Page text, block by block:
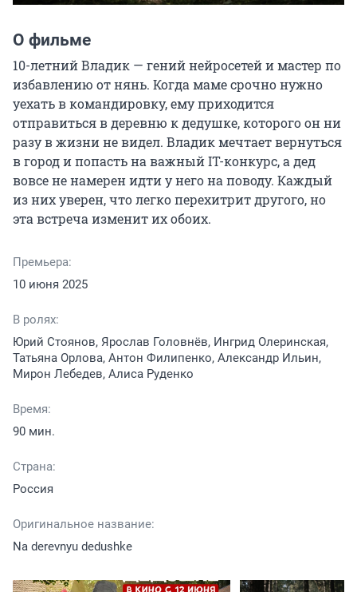
О фильме
10-летний Владик — гений нейросетей и мастер по
избавлению от нянь. Когда маме срочно нужно
уехать в командировку, ему приходится
отправиться в деревню к дедушке, которого он ни
разу в жизни не видел. Владик мечтает вернуться
в город и попасть на важный IT-конкурс, а дед
вовсе не намерен идти у него на поводу. Каждый
из них уверен, что легко перехитрит другого, но
эта встреча изменит их обоих.
Премьера:
10 июня 2025
В ролях:
Юрий Стоянов, Ярослав Головнёв, Ингрид Олеринская,
Татьяна Орлова, Антон Филипенко, Александр Ильин,
Мирон Лебедев, Алиса Руденко
Время:
90 мин.
Страна:
Россия
Оригинальное название:
Na derevnyu dedushke